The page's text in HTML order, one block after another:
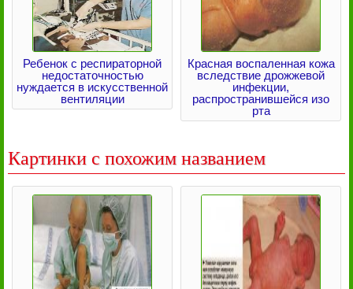
Ребенок с респираторной
недостаточностью
нуждается в искусственной
вентиляции
Красная воспаленная кожа
вследствие дрожжевой
инфекции,
распространившейся изо
рта
Картинки с похожим названием